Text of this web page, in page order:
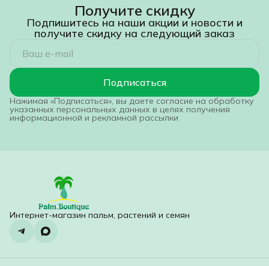
Получите скидку
Подпишитесь на наши акции и новости и
получите скидку на следующий заказ
Подписаться
Нажимая «Подписаться», вы даете согласие на обработку
указанных персональных данных в целях получения
информационной и рекламной рассылки
Интернет-магазин пальм, растений и семян